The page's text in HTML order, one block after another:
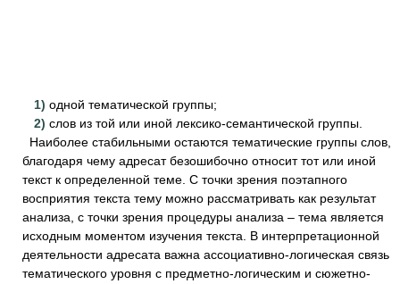
1) одной тематической группы;
2) слов из той или иной лексико-семантической группы.
Наиболее стабильными остаются тематические группы слов,
благодаря чему адресат безошибочно относит тот или иной
текст к определенной теме. С точки зрения поэтапного
восприятия текста тему можно рассматривать как результат
анализа, с точки зрения процедуры анализа – тема является
исходным моментом изучения текста. В интерпретационной
деятельности адресата важна ассоциативно-логическая связь
тематического уровня с предметно-логическим и сюжетно-